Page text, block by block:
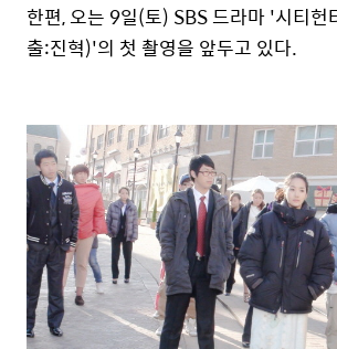
한편, 오는 9일(토) SBS 드라마 '시티헌
출:진혁)'의 첫 촬영을 앞두고 있다.